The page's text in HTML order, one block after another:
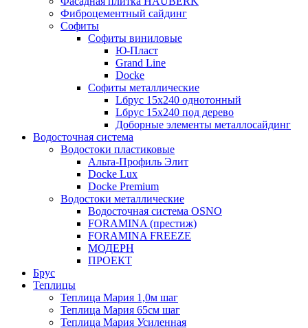
Фиброцементный сайдинг
Софиты
Софиты виниловые
Ю-Пласт
Grand Line
Docke
Софиты металлические
Lбрус 15x240 однотонный
Lбрус 15x240 под дерево
Доборные элементы металлосайдинг
Водосточная система
Водостоки пластиковые
Альта-Профиль Элит
Docke Lux
Docke Premium
Водостоки металлические
Водосточная система OSNO
FORAMINA (престиж)
FORAMINA FREEZE
МОДЕРН
ПРОЕКТ
Брус
Теплицы
Теплица Мария 1,0м шаг
Теплица Мария 65см шаг
Теплица Мария Усиленная